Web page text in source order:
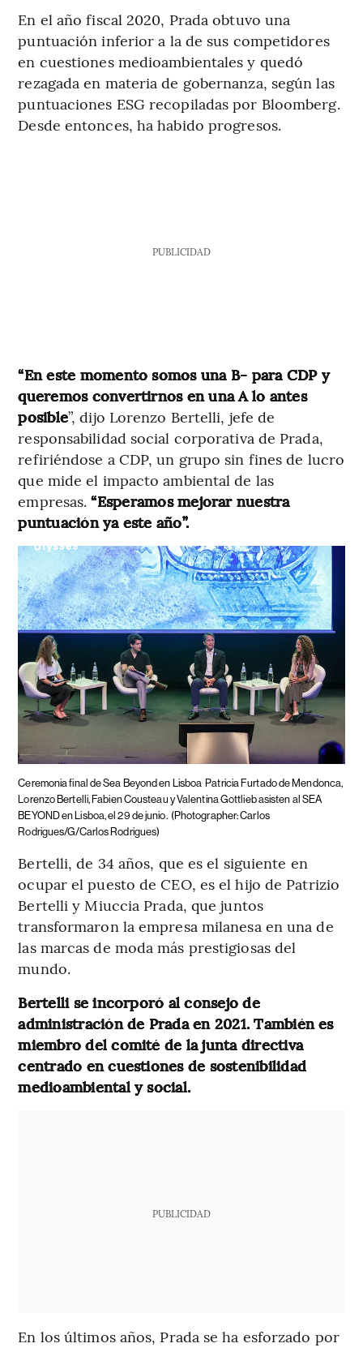
En el año fiscal 2020, Prada obtuvo una
puntuación inferior a la de sus competidores
en cuestiones medioambientales y quedó
rezagada en materia de gobernanza, según las
puntuaciones ESG recopiladas por Bloomberg.
Desde entonces, ha habido progresos.
PUBLICIDAD
“En este momento somos una B- para CDP y
queremos convertirnos en una A lo antes
posible”, dijo Lorenzo Bertelli, jefe de
responsabilidad social corporativa de Prada,
refiriéndose a CDP, un grupo sin fines de lucro
que mide el impacto ambiental de las
empresas.“Esperamos mejorar nuestra
puntuación ya este año”.
Ceremonia final de Sea Beyond en Lisboa Patricia Furtado de Mendonca,
Lorenzo Bertelli, Fabien Cousteau y Valentina Gottlieb asisten al SEA
BEYOND en Lisboa, el 29 de junio. (Photographer: Carlos
Rodrigues/G/Carlos Rodrigues)
Bertelli, de 34 años, que es el siguiente en
ocupar el puesto de CEO, es el hijo de Patrizio
Bertelli y Miuccia Prada, que juntos
transformaron la empresa milanesa en una de
las marcas de moda más prestigiosas del
mundo.
Bertelli se incorporó al consejo de
administración de Prada en 2021. También es
miembro del comité de la junta directiva
centrado en cuestiones de sostenibilidad
medioambiental y social.
PUBLICIDAD
En los últimos años, Prada se ha esforzado por